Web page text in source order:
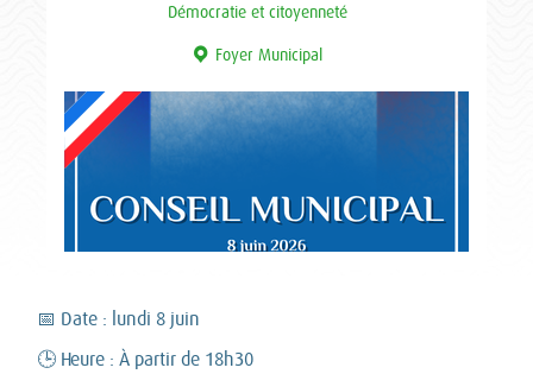
Démocratie et citoyenneté
Foyer Municipal
📅 Date : lundi 8 juin
🕒 Heure : À partir de 18h30